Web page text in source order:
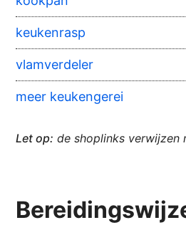
keukenrasp
vlamverdeler
meer keukengerei
Let op: de shoplinks verwijzen